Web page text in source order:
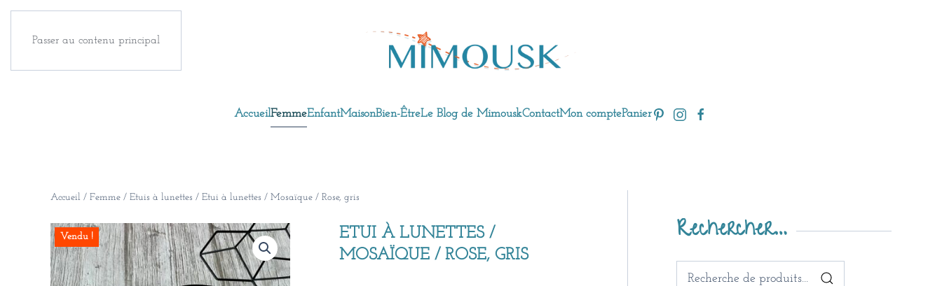
Passer au contenu principal
AccueilFemmeEnfantMaisonBien-ÊtreLe Blog de MimouskContactMon comptePanier
Accueil / Femme / Etuis à lunettes / Etui à lunettes / Mosaïque / Rose, gris
Vendu !
ETUI À LUNETTES /
MOSAÏQUE / ROSE, GRIS
Rechercher…
Recherche